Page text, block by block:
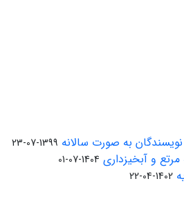
به صورت سالانه 1399-07-23
و آبخیزداری 1404-07-01
1402-04-22